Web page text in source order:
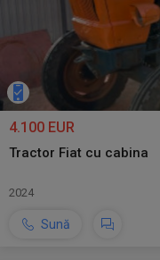
4.100 EUR
Tractor Fiat cu cabina
2024
Sună